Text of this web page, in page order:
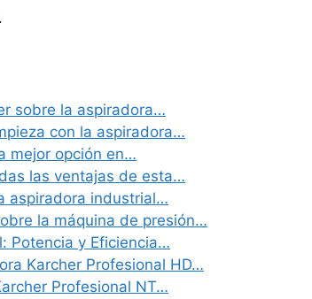
sobre la aspiradora…
con la aspiradora…
mejor opción en…
las ventajas de esta…
aspiradora industrial…
la máquina de presión…
Potencia y Eficiencia…
Karcher Profesional HD…
Profesional NT…